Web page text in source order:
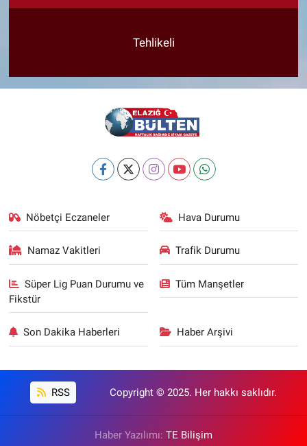
Tehlikeli
Nöbetçi Eczaneler Hava Durumu
Namaz Vakitleri Trafik Durumu
Süper Lig Puan Durumu ve
Fikstür
Tüm Manşetler
Son Dakika Haberleri Haber Arşivi
RSS Copyright © 2025. Her hakkı saklıdır.
Haber Yazılımı: TE Bilişim